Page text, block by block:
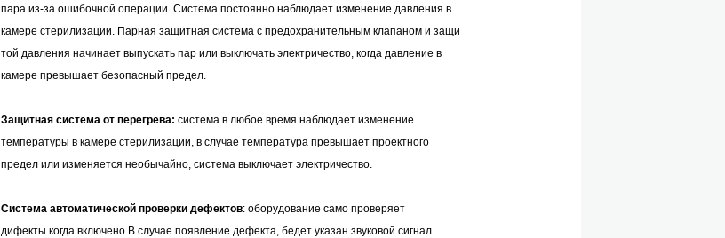
пара из-за ошибочной операции. Система постоянно наблюдает изменение давления в
камере стерилизации. Парная защитная система с предохранительным клапаном и защи
той давления начинает выпускать пар или выключать электричество, когда давление в
камере превышает безопасный предел.
Защитная система от перегрева: система в любое время наблюдает изменение
температуры в камере стерилизации, в случае температура превышает проектного
предел или изменяется необычайно, система выключает электричество.
Система автоматической проверки дефектов: оборудование само проверяет
дифекты когда включено.В случае появление дефекта, бедет указан звуковой сигнал